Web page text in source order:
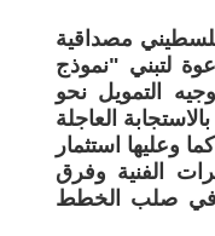
مصداقية
لتبني "نموذج
التمويل نحو
العاجلة
وعليها استثمار
الفنية وفرق
في صلب الخطط